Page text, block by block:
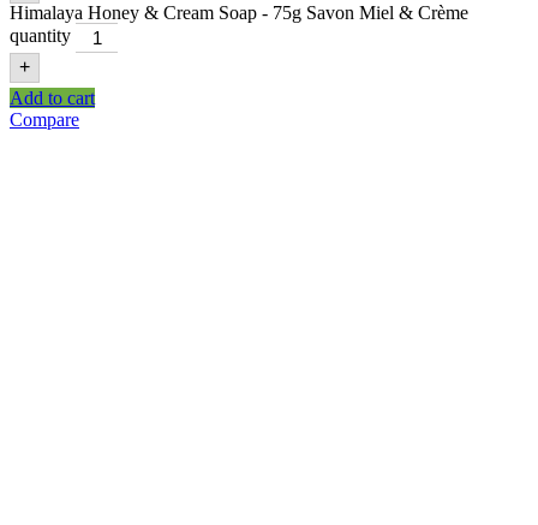
Himalaya Honey & Cream Soap - 75g Savon Miel & Crème
quantity
+
Add to cart
Compare